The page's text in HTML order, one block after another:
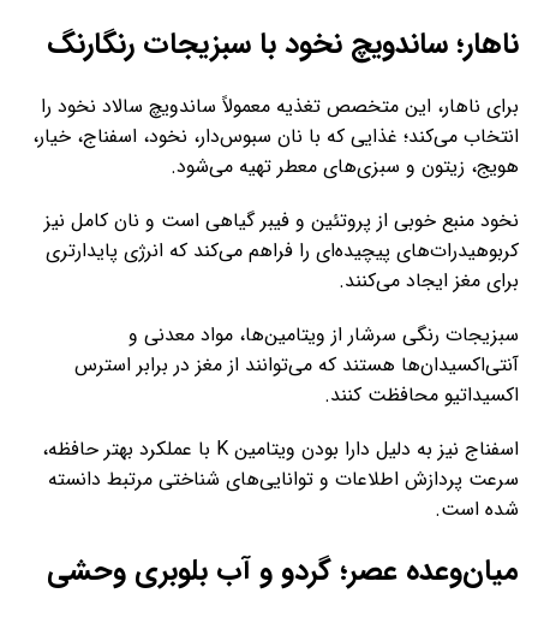
ناهار؛ ساندویچ نخود با سبزیجات رنگارنگ
برای ناهار، این متخصص تغذیه معمولاً ساندویچ سالاد نخود را
انتخاب می‌کند؛ غذایی که با نان سبوس‌دار، نخود، اسفناج، خیار،
هویج، زیتون و سبزی‌های معطر تهیه می‌شود.
نخود منبع خوبی از پروتئین و فیبر گیاهی است و نان کامل نیز
کربوهیدرات‌های پیچیده‌ای را فراهم می‌کند که انرژی پایدارتری
برای مغز ایجاد می‌کنند.
سبزیجات رنگی سرشار از ویتامین‌ها، مواد معدنی و
آنتی‌اکسیدان‌ها هستند که می‌توانند از مغز در برابر استرس
اکسیداتیو محافظت کنند.
اسفناج نیز به دلیل دارا بودن ویتامین K با عملکرد بهتر حافظه،
سرعت پردازش اطلاعات و توانایی‌های شناختی مرتبط دانسته
شده است.
میان‌وعده عصر؛ گردو و آب بلوبری وحشی